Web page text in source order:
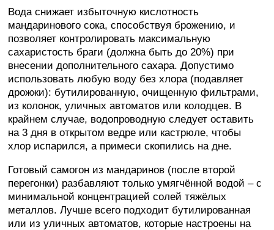
Вода снижает избыточную кислотность
мандаринового сока, способствуя брожению, и
позволяет контролировать максимальную
сахаристость браги (должна быть до 20%) при
внесении дополнительного сахара. Допустимо
использовать любую воду без хлора (подавляет
дрожжи): бутилированную, очищенную фильтрами,
из колонок, уличных автоматов или колодцев. В
крайнем случае, водопроводную следует оставить
на 3 дня в открытом ведре или кастрюле, чтобы
хлор испарился, а примеси скопились на дне.
Готовый самогон из мандаринов (после второй
перегонки) разбавляют только умягчённой водой – с
минимальной концентрацией солей тяжёлых
металлов. Лучше всего подходит бутилированная
или из уличных автоматов, которые настроены на